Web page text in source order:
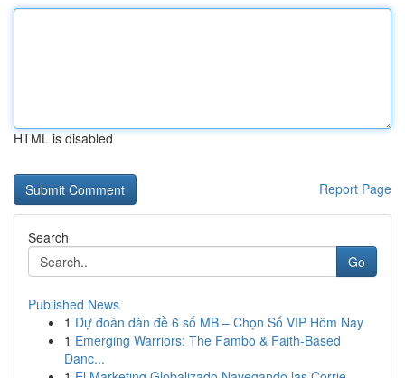
HTML is disabled
Report Page
Search
Go
Published News
1 Dự đoán dàn đề 6 số MB – Chọn Số VIP Hôm Nay
1 Emerging Warriors: The Fambo & Faith-Based
Danc...